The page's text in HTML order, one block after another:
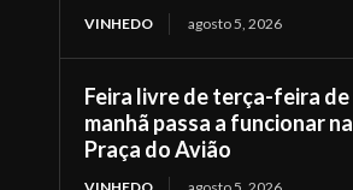
VINHEDO agosto 5, 2026
Feira livre de terça-feira de
manhã passa a funcionar na
Praça do Avião